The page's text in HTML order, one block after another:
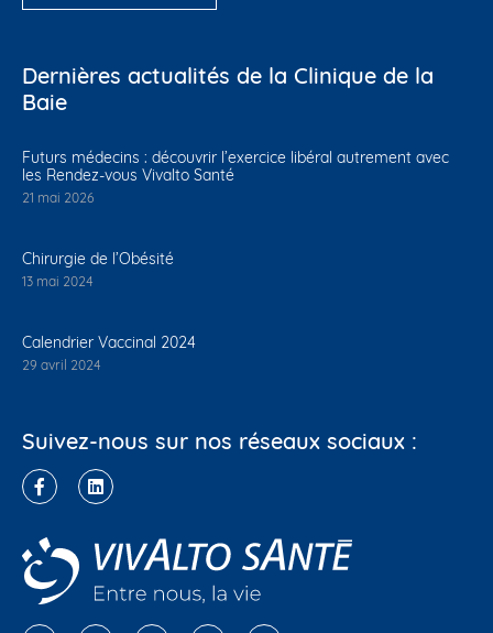
Dernières actualités de la Clinique de la
Baie
Futurs médecins : découvrir l’exercice libéral autrement avec
les Rendez-vous Vivalto Santé
21 mai 2026
Chirurgie de l’Obésité
13 mai 2024
Calendrier Vaccinal 2024
29 avril 2024
Suivez-nous sur nos réseaux sociaux :